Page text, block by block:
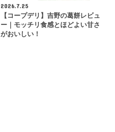
2026.7.25
【コープデリ】吉野の葛餅レビュ
ー｜モッチリ食感とほどよい甘さ
がおいしい！